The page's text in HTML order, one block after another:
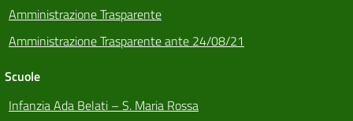
Amministrazione Trasparente
Amministrazione Trasparente ante 24/08/21
Scuole
Infanzia Ada Belati – S. Maria Rossa